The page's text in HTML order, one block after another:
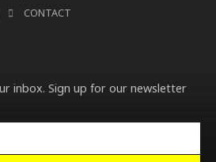
CONTACT
inbox. Sign up for our newsletter